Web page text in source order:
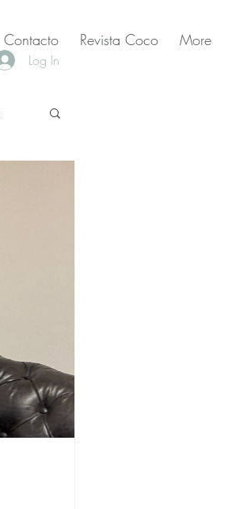
Contacto Revista Coco More
Log In